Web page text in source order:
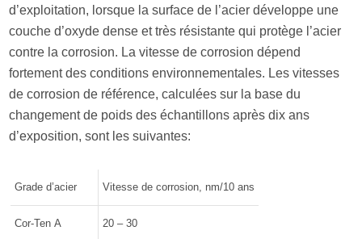
d’exploitation, lorsque la surface de l’acier développe une
couche d’oxyde dense et très résistante qui protège l’acier
contre la corrosion. La vitesse de corrosion dépend
fortement des conditions environnementales. Les vitesses
de corrosion de référence, calculées sur la base du
changement de poids des échantillons après dix ans
d’exposition, sont les suivantes:
Grade d’acier Vitesse de corrosion, nm/10 ans
Cor-Ten А 20 – 30